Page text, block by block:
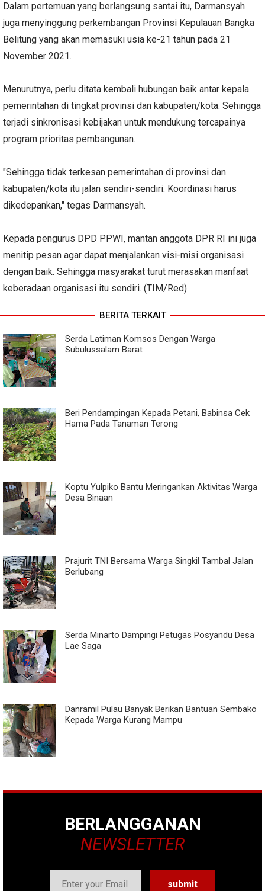
Dalam pertemuan yang berlangsung santai itu, Darmansyah
juga menyinggung perkembangan Provinsi Kepulauan Bangka
Belitung yang akan memasuki usia ke-21 tahun pada 21
November 2021.
Menurutnya, perlu ditata kembali hubungan baik antar kepala
pemerintahan di tingkat provinsi dan kabupaten/kota. Sehingga
terjadi sinkronisasi kebijakan untuk mendukung tercapainya
program prioritas pembangunan.
"Sehingga tidak terkesan pemerintahan di provinsi dan
kabupaten/kota itu jalan sendiri-sendiri. Koordinasi harus
dikedepankan," tegas Darmansyah.
Kepada pengurus DPD PPWI, mantan anggota DPR RI ini juga
menitip pesan agar dapat menjalankan visi-misi organisasi
dengan baik. Sehingga masyarakat turut merasakan manfaat
keberadaan organisasi itu sendiri. (TIM/Red)
BERITA TERKAIT
Serda Latiman Komsos Dengan Warga
Subulussalam Barat
Beri Pendampingan Kepada Petani, Babinsa Cek
Hama Pada Tanaman Terong
Koptu Yulpiko Bantu Meringankan Aktivitas Warga
Desa Binaan
Prajurit TNI Bersama Warga Singkil Tambal Jalan
Berlubang
Serda Minarto Dampingi Petugas Posyandu Desa
Lae Saga
Danramil Pulau Banyak Berikan Bantuan Sembako
Kepada Warga Kurang Mampu
BERLANGGANAN
NEWSLETTER